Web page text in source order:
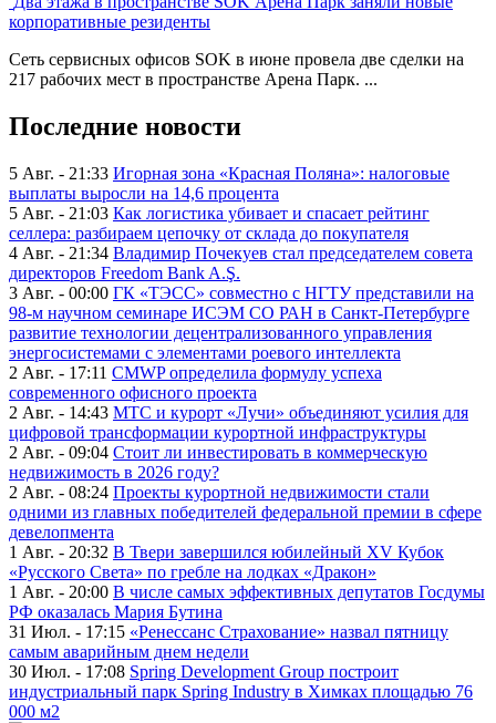
корпоративные резиденты
Сеть сервисных офисов SOK в июне провела две сделки на
217 рабочих мест в пространстве Арена Парк. ...
Последние новости
5 Авг. - 21:33 Игорная зона «Красная Поляна»: налоговые
выплаты выросли на 14,6 процента
5 Авг. - 21:03 Как логистика убивает и спасает рейтинг
селлера: разбираем цепочку от склада до покупателя
4 Авг. - 21:34 Владимир Почекуев стал председателем совета
директоров Freedom Bank A.Ş.
3 Авг. - 00:00 ГК «ТЭСС» совместно с НГТУ представили на
98-м научном семинаре ИСЭМ СО РАН в Санкт-Петербурге
развитие технологии децентрализованного управления
энергосистемами с элементами роевого интеллекта
2 Авг. - 17:11 CMWP определила формулу успеха
современного офисного проекта
2 Авг. - 14:43 МТС и курорт «Лучи» объединяют усилия для
цифровой трансформации курортной инфраструктуры
2 Авг. - 09:04 Стоит ли инвестировать в коммерческую
недвижимость в 2026 году?
2 Авг. - 08:24 Проекты курортной недвижимости стали
одними из главных победителей федеральной премии в сфере
девелопмента
1 Авг. - 20:32 В Твери завершился юбилейный XV Кубок
«Русского Света» по гребле на лодках «Дракон»
1 Авг. - 20:00 В числе самых эффективных депутатов Госдумы
РФ оказалась Мария Бутина
31 Июл. - 17:15 «Ренессанс Страхование» назвал пятницу
самым аварийным днем недели
30 Июл. - 17:08 Spring Development Group построит
индустриальный парк Spring Industry в Химках площадью 76
000 м2